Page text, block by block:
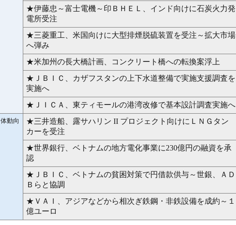
★伊藤忠～富士電機～印ＢＨＥＬ、インド向けに石炭火力発
電所受注
★三菱重工、米国向けに大型排煙脱硫装置を受注～拡大市場
へ弾み
★米加州の長大橋計画、コンクリート橋への転換案浮上
★ＪＢＩＣ、カザフスタンの上下水道整備で実施支援調査を
実施へ
★ＪＩＣＡ、東ティモールの港湾改修で基本設計調査実施へ
動向
★三井造船、露サハリン II プロジェクト向けにＬＮＧタン
カーを受注
★世界銀行、ベトナムの地方電化事業に230億円の融資を承
認
★ＪＢＩＣ、ベトナムの貧困対策で円借款供与～世銀、ＡＤ
Ｂらと協調
★ＶＡＩ、アジアなどから相次ぎ鉄鋼・非鉄設備を成約～１
億ユーロ